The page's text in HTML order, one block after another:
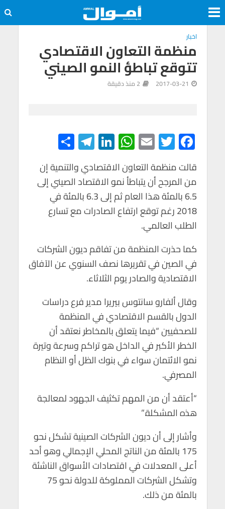
اخبار
منظمة التعاون الاقتصادي
تتوقع تباطؤ النمو الصيني
2017-03-21 2 منذ دقيقة
F
ac
e
b
o
o
k
T
wi
tt
er
E
m
ail
W
h
at
s
A
p
p
Li
n
ke
dI
n
Te
le
gr
a
m
h
ar
e
قالت منظمة التعاون الاقتصادي والتنمية إن
من المرجح أن يتباطأ نمو الاقتصاد الصيني إلى
6.5 بالمئة هذا العام ثم إلى 6.3 بالمئة في
2018 رغم توقع ارتفاع الصادرات مع تسارع
الطلب العالمي.
كما حذرت المنظمة من تفاقم ديون الشركات
في الصين في تقريرها نصف السنوي عن الآفاق
الاقتصادية والصادر يوم الثلاثاء.
وقال ألفارو سانتوس بيريرا مدير فرع دراسات
الدول بالقسم الاقتصادي في المنظمة
للصحفيين “فيما يتعلق بالمخاطر نعتقد أن
الخطر الأكبر في الداخل هو تراكم وسرعة وتيرة
نمو الائتمان سواء في بنوك الظل أو النظام
المصرفي.
“أعتقد أن من المهم تكثيف الجهود لمعالجة
هذه المشكلة.”
وأشار إلى أن ديون الشركات الصينية تشكل نحو
175 بالمئة من الناتج المحلي الإجمالي وهو أحد
أعلى المعدلات في اقتصادات الأسواق الناشئة
وتشكل الشركات المملوكة للدولة نحو 75
بالمئة من ذلك.